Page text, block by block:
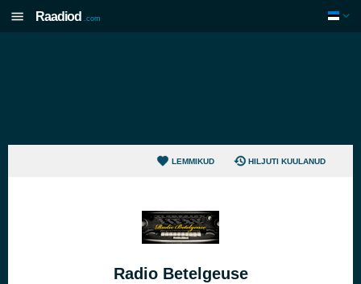
Raadiod .com
LEMMIKUD HILJUTI KUULANUD
Radio Betelgeuse